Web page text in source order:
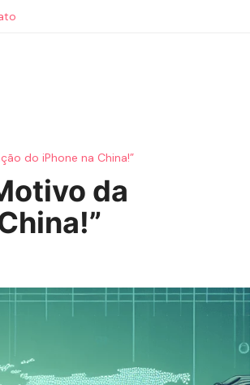
do iPhone na China!”
da